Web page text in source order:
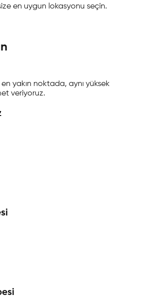
en uygun lokasyonu seçin.
yakın noktada, aynı yüksek
veriyoruz.